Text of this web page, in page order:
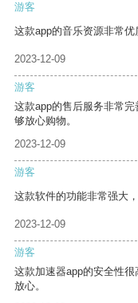
游客
这款app的音乐资源非常优
2023-12-09
游客
这款app的售后服务非常
够放心购物。
2023-12-09
游客
这款软件的功能非常强大
2023-12-09
游客
这款加速器app的安全性
放心。